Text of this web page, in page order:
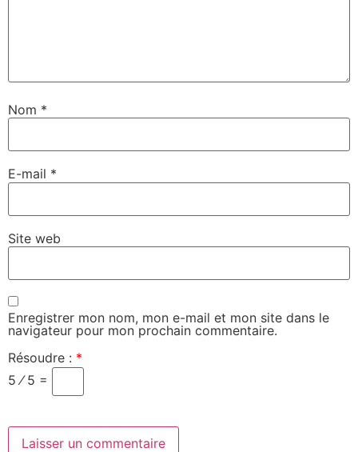
Nom *
E-mail *
Site web
Enregistrer mon nom, mon e-mail et mon site dans le
navigateur pour mon prochain commentaire.
Résoudre : *
5 ⁄ 5 =